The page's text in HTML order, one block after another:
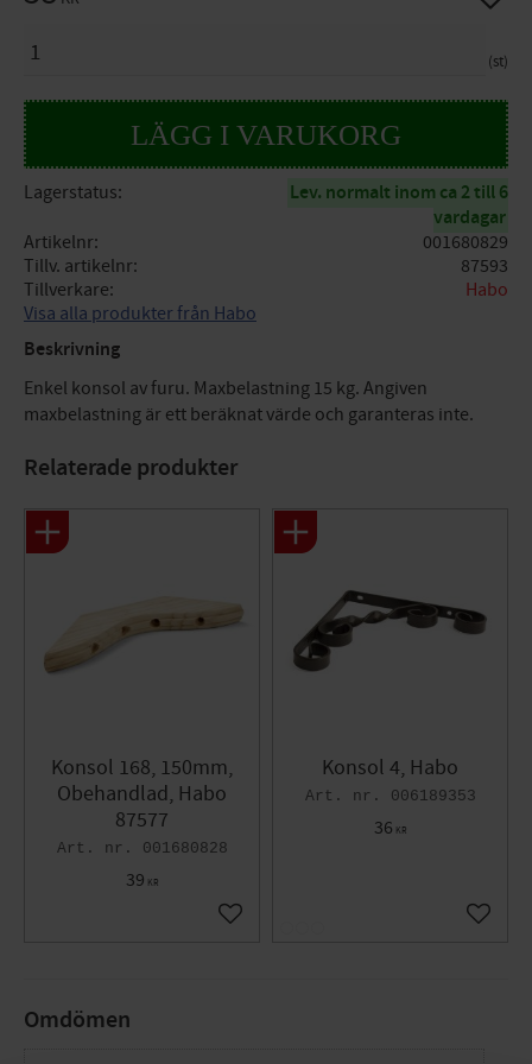
st
Lagerstatus
Lev. normalt inom ca 2 till 6
vardagar
Artikelnr
001680829
Tillv. artikelnr
87593
Tillverkare
Habo
Visa alla produkter från Habo
Beskrivning
Enkel konsol av furu. Maxbelastning 15 kg. Angiven
maxbelastning är ett beräknat värde och garanteras inte.
Omdömen
Relaterade produkter
Konsol 168, 150mm,
Obehandlad, Habo
87577
001680828
39 KR
Lägg till i favoriter
Konsol 4, Habo
006189353
36 KR
Lägg